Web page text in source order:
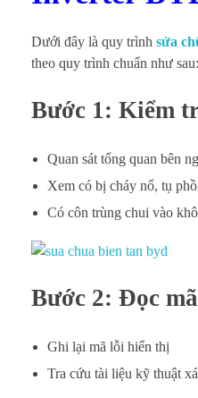
Dưới đây là quy trình sửa
theo quy trình chuẩn như sau:
Bước 1: Kiểm
Quan sát tổng quan bên
Xem có bị cháy nổ, tụ
Có côn trùng chui vào
Bước 2: Đọc
Ghi lại mã lỗi hiển thị
Tra cứu tài liệu kỹ thuật